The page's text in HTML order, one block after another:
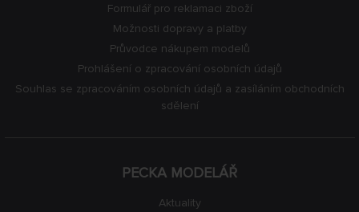
Formulář pro reklamaci zboží
Možnosti dopravy a platby
Průvodce nákupem modelů
Prohlášení o zpracování osobních údajů
Souhlas se zpracováním osobních údajů a zasíláním obchodních
sdělení
PECKA MODELÁŘ
Aktuality